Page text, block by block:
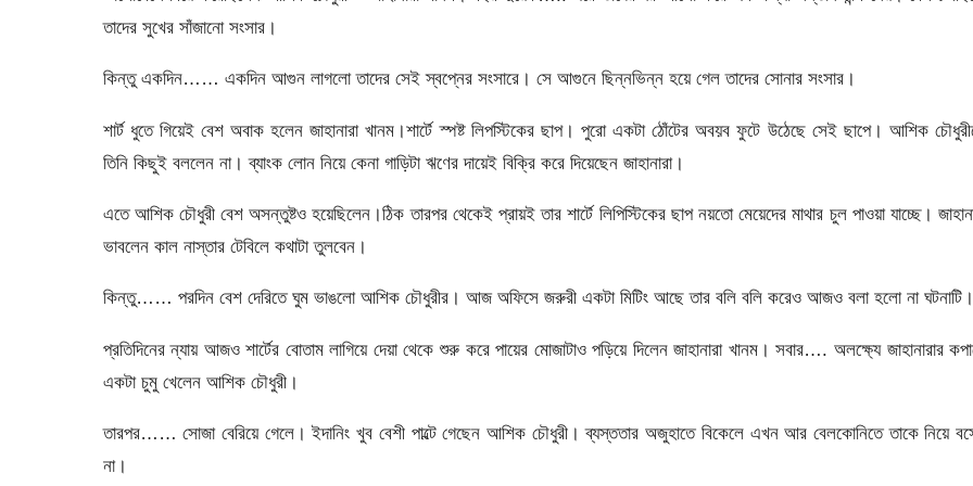
তাদের সুখের সাঁজানো সংসার।
কিন্তু একদিন…… একদিন আগুন লাগলো তাদের সেই স্বপ্নের সংসারে। সে আগুনে ছিন্নভিন্ন হয়ে গেল তাদের সোনার সংসার।
শার্ট ধুতে গিয়েই বেশ অবাক হলেন জাহানারা খানম।শার্টে স্পষ্ট লিপস্টিকের ছাপ। পুরো একটা ঠোঁটের অবয়ব ফুটে উঠেছে সেই ছাপে। আশিক
তিনি কিছুই বললেন না। ব্যাংক লোন নিয়ে কেনা গাড়িটা ঋণের দায়েই বিক্রি করে দিয়েছেন জাহানারা।
এতে আশিক চৌধুরী বেশ অসন্তুষ্টও হয়েছিলেন।ঠিক তারপর থেকেই প্রায়ই তার শার্টে লিপিস্টিকের ছাপ নয়তো মেয়েদের মাথার চুল পাওয়া যাচ্ছে।
ভাবলেন কাল নাস্তার টেবিলে কথাটা তুলবেন।
কিন্তু…… পরদিন বেশ দেরিতে ঘুম ভাঙলো আশিক চৌধুরীর। আজ অফিসে জরুরী একটা মিটিং আছে তার বলি বলি করেও আজও বলা হলো না ঘটনাটি।
প্রতিদিনের ন্যায় আজও শার্টের বোতাম লাগিয়ে দেয়া থেকে শুরু করে পায়ের মোজাটাও পড়িয়ে দিলেন জাহানারা খানম। সবার…. অলক্ষ্যে জাহানারার
একটা চুমু খেলেন আশিক চৌধুরী।
তারপর…… সোজা বেরিয়ে গেলে। ইদানিং খুব বেশী পাল্টে গেছেন আশিক চৌধুরী। ব্যস্ততার অজুহাতে বিকেলে এখন আর বেলকোনিতে তাকে নিয়ে
না।